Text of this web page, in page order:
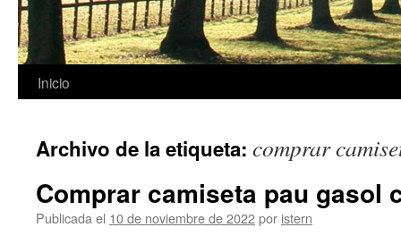
Saltar
contenido
Inicio
Archivo de la etiqueta: comprar
Comprar camiseta pau gasol
Publicada el 10 de noviembre de 2022por istern